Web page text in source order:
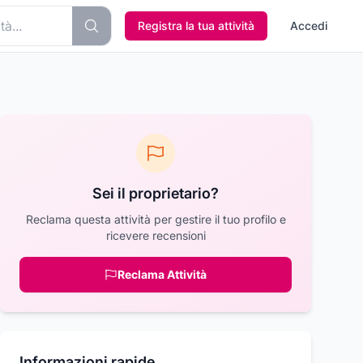
Registra la tua attività Accedi
Sei il proprietario?
Reclama questa attività per gestire il tuo profilo e
ricevere recensioni
Reclama Attività